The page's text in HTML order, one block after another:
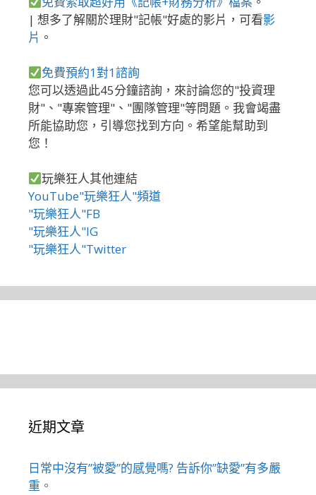
| 想多了解關於理財"記帳"好處的影片，可看影
片 。
免費預約1對1諮詢
您可以透過此45分鐘諮詢，來討論您的"投資理
財"、"專案管理"、"團隊管理"等問題。我會竭盡
所能協助您，引導您找到方向。希望能幫助到
您！
玩樂狂人其他連結
YouTube"玩樂狂人"頻道
"玩樂狂人"FB
"玩樂狂人"IG
"玩樂狂人"Twitter
近期文章
日常中沒有”被愛”的感覺嗎? 告訴你”缺愛”有多嚴
重。